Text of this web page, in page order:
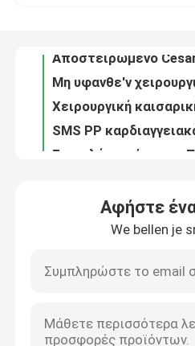
Σχετικά με εμάς
Επισκεψή εργοστασίου
Επικοινωνήστε μαζί μας
Υποθέσεις
Αφήστε
We bellen je